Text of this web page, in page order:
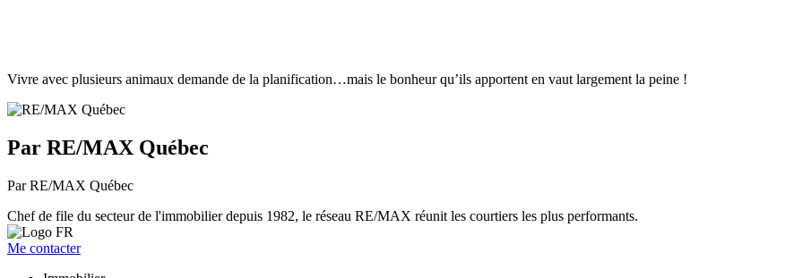
Vivre avec plusieurs animaux demande de la planification…mais le bonheur qu’ils apportent en vaut largement la peine !
Par RE/MAX Québec
Par RE/MAX Québec
Chef de file du secteur de l'immobilier depuis 1982, le réseau RE/MAX réunit les courtiers les plus performants.
Me contacter